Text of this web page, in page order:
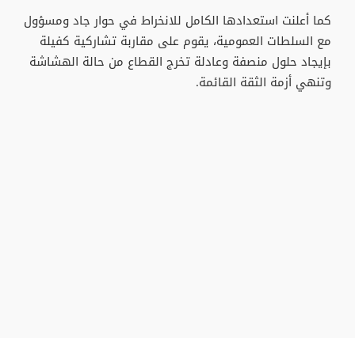
كما أعلنت استعدادها الكامل للانخراط في حوار جاد ومسؤول
مع السلطات العمومية، يقوم على مقاربة تشاركية كفيلة
بإيجاد حلول منصفة وعادلة تخرج القطاع من حالة الهشاشة
وتنهي أزمة الثقة القائمة.